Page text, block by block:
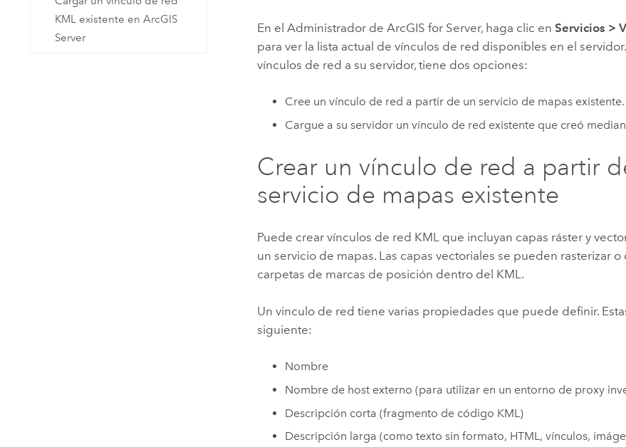
KML existente en ArcGIS
Server
En el Administrador de ArcGIS for Server, haga clic enServicios >
para ver la lista actual de vínculos de red disponibles en el
vínculos de red a su servidor, tiene dos opciones:
Cree un vínculo de red a partir de un servicio de mapas existente.
Cargue a su servidor un vínculo de red existente que creó
Crear un vínculo de red a partir
servicio de mapas existente
Puede crear vínculos de red KML que incluyan capas ráster y
un servicio de mapas. Las capas vectoriales se pueden rasterizar
carpetas de marcas de posición dentro del KML.
Un vinculo de red tiene varias propiedades que puede definir.
siguiente:
Nombre
Nombre de host externo (para utilizar en un entorno de proxy
Descripción corta (fragmento de código KML)
Descripción larga (como texto sin formato, HTML, vínculos,